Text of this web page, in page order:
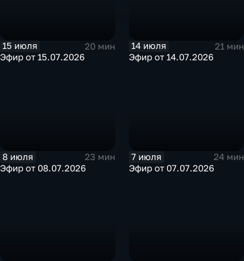
15 июля
20 мин
Эфир от 15.07.2026
14 июля
21 мин
Эфир от 14.07.2026
8 июля
23 мин
Эфир от 08.07.2026
7 июля
24 мин
Эфир от 07.07.2026